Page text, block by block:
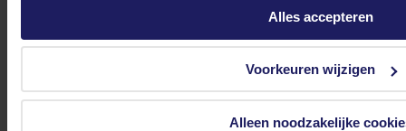
Alles accepteren
Voorkeuren wijzigen
Alleen noodzakelijke
Meld je aan
Footer
Azerty